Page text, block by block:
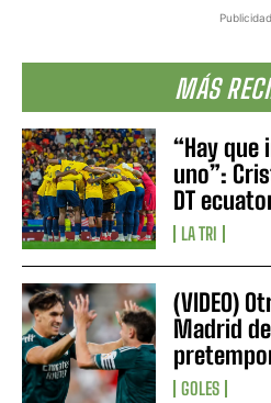
Publicidad
MÁS
“Hay que
uno”:
DT
LA TRI
(VIDEO)
Madrid
GOLES